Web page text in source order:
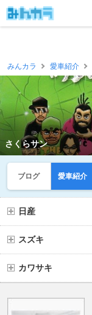
みんカラ 愛車紹介
さくらサン
ブログ 愛車紹介
日産
スズキ
カワサキ